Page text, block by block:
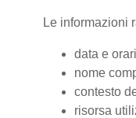
Le informazioni
data e
nome
contesto
risorsa